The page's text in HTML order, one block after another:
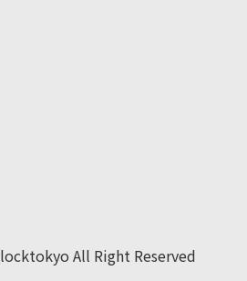
All Right Reserved